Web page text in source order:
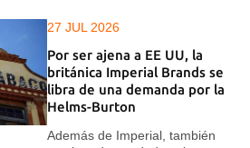
27 JUL 2026
Por ser ajena a EE UU, la
británica Imperial Brands se
libra de una demanda por la
Helms-Burton
Además de Imperial, también